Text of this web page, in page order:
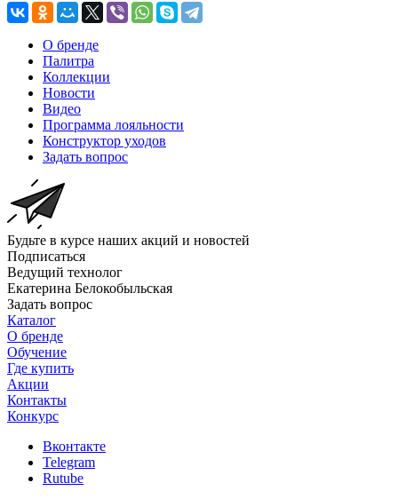
О бренде
Палитра
Коллекции
Новости
Видео
Программа лояльности
Конструктор уходов
Задать вопрос
Будьте в курсе наших акций и новостей
Подписаться
Ведущий технолог
Екатерина Белокобыльская
Задать вопрос
Каталог
О бренде
Обучение
Где купить
Акции
Контакты
Конкурс
Вконтакте
Telegram
Rutube